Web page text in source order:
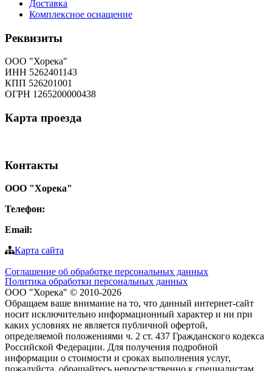
Доставка
Комплексное оснащение
Реквизиты
ООО "Хорека"
ИНН 5262401143
КПП 526201001
ОГРН 1265200000438
Карта проезда
Контакты
ООО "Хорека"
Телефон:
Email:
Карта сайта
Соглашение об обработке персональных данных
Политика обработки персональных данных
ООО "Хорека" © 2010-2026
Обращаем ваше внимание на то, что данный интернет-сайт
носит исключительно информационный характер и ни при
каких условиях не является публичной офертой,
определяемой положениями ч. 2 ст. 437 Гражданского кодекса
Российской Федерации. Для получения подробной
информации о стоимости и сроках выполнения услуг,